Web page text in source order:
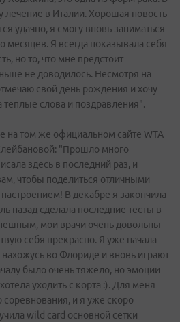
в Италии. Хорошая новость
удачно, я смогу вновь заниматься
месяцев. Я всегда показывала себя
но то, что мне предстоит
не доводилось. Несмотря на
свой день рождения и хочу
теплые слова и поздравления".
на том же официальном сайте WTA
"Прошло много
здесь в последний раз, и
чтобы поделиться отличными
В декабре я закончила
назад сделала последние тесты в
мои врачи очень довольны
себя прекрасно. Я уже начала
нахожусь во Флориде и вновь играют
было очень тяжело, но эмоции
уходить с корта :). Для меня
соревнования, и я уже скоро
wild card основной сетки